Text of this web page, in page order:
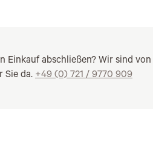
Einkauf abschließen? Wir sind von
Sie da. +49 (0) 721 / 9770 909